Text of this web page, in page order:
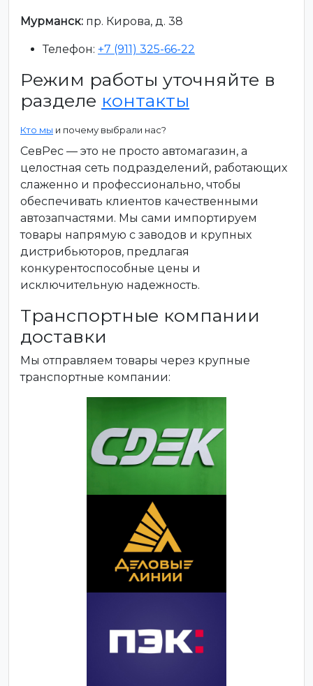
Мурманск: пр. Кирова, д. 38
Телефон: +7 (911) 325-66-22
Режим работы уточняйте в
разделе контакты
Кто мы и почему выбрали нас?
СевРес — это не просто автомагазин, а
целостная сеть подразделений, работающих
слаженно и профессионально, чтобы
обеспечивать клиентов качественными
автозапчастями. Мы сами импортируем
товары напрямую с заводов и крупных
дистрибьюторов, предлагая
конкурентоспособные цены и
исключительную надежность.
Транспортные компании
доставки
Мы отправляем товары через крупные
транспортные компании: